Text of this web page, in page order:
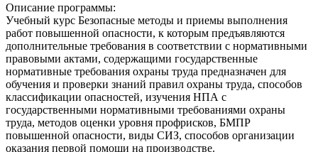
Описание программы:
Учебный курс Безопасные методы и приемы выполнения
работ повышенной опасности, к которым предъявляются
дополнительные требования в соответствии с нормативными
правовыми актами, содержащими государственные
нормативные требования охраны труда предназначен для
обучения и проверки знаний правил охраны труда, способов
классификации опасностей, изучения НПА с
государственными нормативными требованиями охраны
труда, методов оценки уровня профрисков, БМПР
повышенной опасности, виды СИЗ, способов организации
оказания первой помощи на производстве.